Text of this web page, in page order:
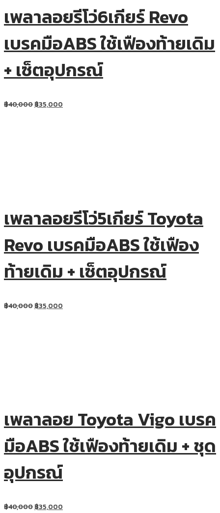
เพลาลอยรีโว่6เกียร์ Revo
เบรคมือABS ใช้เฟืองท้ายเดิม
+ เซ็ตอุปกรณ์
฿40,000฿35,000
เพลาลอยรีโว่5เกียร์ Toyota
Revo เบรคมือABS ใช้เฟือง
ท้ายเดิม + เซ็ตอุปกรณ์
฿40,000฿35,000
เพลาลอย Toyota Vigo เบรค
มือABS ใช้เฟืองท้ายเดิม + ชุด
อุปกรณ์
฿40,000฿35,000